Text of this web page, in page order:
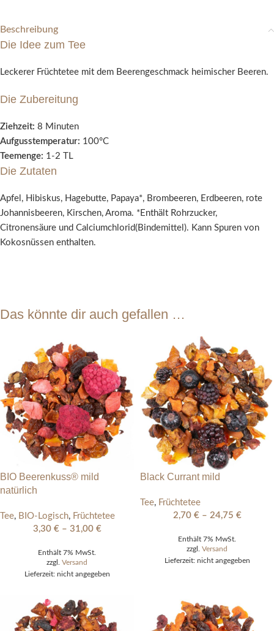
Beschreibung
Die Idee zum Tee
Leckerer Früchtetee mit dem Beerengeschmack heimischer Beeren.
Die Zubereitung
Ziehzeit: 8 Minuten
Aufgusstemperatur: 100°C
Teemenge: 1-2 TL
Die Zutaten
Apfel, Hibiskus, Hagebutte, Papaya*, Brombeeren, Erdbeeren, rote
Johannisbeeren, Kirschen, Aroma. *Enthält Rohrzucker,
Citronensäure und Calciumchlorid(Bindemittel). Kann Spuren von
Kokosnüssen enthalten.
Das könnte dir auch gefallen …
BIO Beerenkuss® mild
natürlich
Tee, BIO-Logisch, Früchtetee
3,30 € – 31,00 €
Enthält 7% MwSt.
zzgl. Versand
Lieferzeit: nicht angegeben
Black Currant mild
Tee, Früchtetee
2,70 € – 24,75 €
Enthält 7% MwSt.
zzgl. Versand
Lieferzeit: nicht angegeben